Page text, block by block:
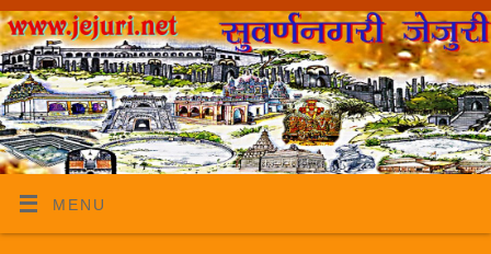
MENU